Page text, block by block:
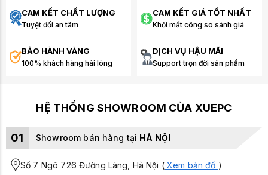
CAM KẾT CHẤT LƯỢNG
Tuyệt đối an tâm
CAM KẾT GIÁ TỐT NHẤT
Khỏi mất công so sánh giá
BẢO HÀNH VÀNG
100% khách hàng hài lòng
DỊCH VỤ HẬU MÃI
Support trọn đời sản phẩm
HỆ THỐNG SHOWROOM CỦA XUEPC
01 Showroom bán hàng tại HÀ NỘI
Số 7 Ngõ 726 Đường Láng, Hà Nội (Xem bản đồ )